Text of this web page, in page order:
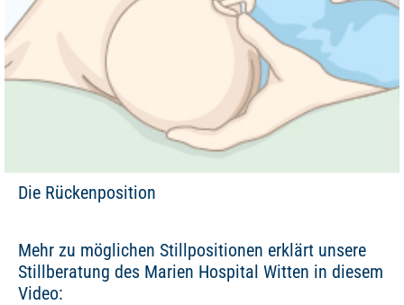
Die Rückenposition
Mehr zu möglichen Stillpositionen erklärt unsere
Stillberatung des Marien Hospital Witten in diesem
Video: